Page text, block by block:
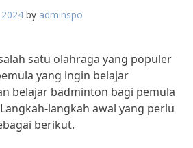
by adminspo
satu olahraga yang populer
yang ingin belajar
belajar badminton bagi pemula
langkah awal yang perlu
berikut.